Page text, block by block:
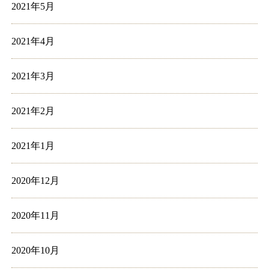
2021年5月
2021年4月
2021年3月
2021年2月
2021年1月
2020年12月
2020年11月
2020年10月